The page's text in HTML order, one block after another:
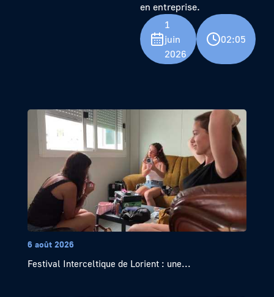
en entreprise.
1
juin
2026
02:05
6 août 2026
Festival Interceltique de Lorient : une...